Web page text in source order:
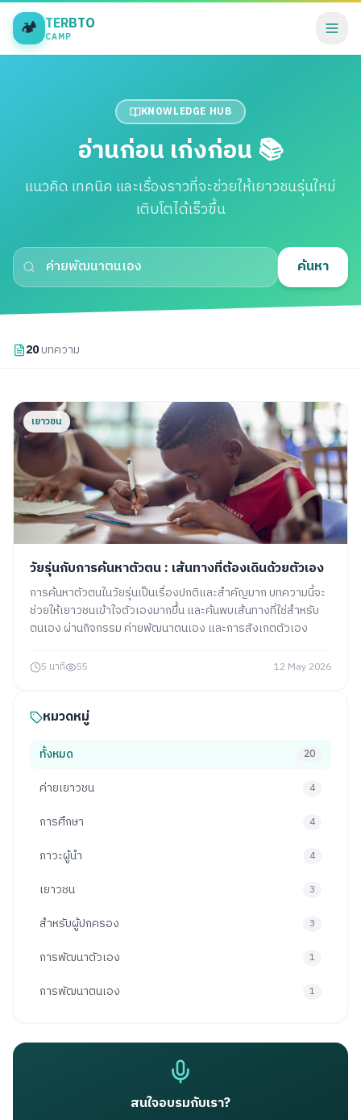
🏕️ TERBTO
CAMP
KNOWLEDGE HUB
อ่านก่อน เก่งก่อน 📚
แนวคิด เทคนิค และเรื่องราวที่จะช่วยให้เยาวชนรุ่นใหม่
เติบโตได้เร็วขึ้น
ค้นหา
20บทความ
เยาวชน
วัยรุ่นกับการค้นหาตัวตน : เส้นทางที่ต้องเดินด้วยตัวเอง
การค้นหาตัวตนในวัยรุ่นเป็นเรื่องปกติและสำคัญมาก บทความนี้จะ
ช่วยให้เยาวชนเข้าใจตัวเองมากขึ้น และค้นพบเส้นทางที่ใช่สำหรับ
ตนเอง ผ่านกิจกรรม ค่ายพัฒนาตนเอง และการสังเกตตัวเอง
5 นาที 55 12 May 2026
หมวดหมู่
ทั้งหมด 20
ค่ายเยาวชน 4
การศึกษา 4
ภาวะผู้นำ 4
เยาวชน 3
สำหรับผู้ปกครอง 3
การพัฒนาตัวเอง 1
การพัฒนาตนเอง 1
สนใจอบรมกับเรา?